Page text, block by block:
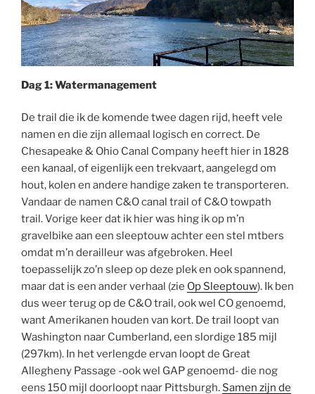
Dag 1: Watermanagement
De trail die ik de komende twee dagen rijd, heeft vele
namen en die zijn allemaal logisch en correct. De
Chesapeake & Ohio Canal Company heeft hier in 1828
een kanaal, of eigenlijk een trekvaart, aangelegd om
hout, kolen en andere handige zaken te transporteren.
Vandaar de namen C&O canal trail of C&O towpath
trail. Vorige keer dat ik hier was hing ik op m’n
gravelbike aan een sleeptouw achter een stel mtbers
omdat m’n derailleur was afgebroken. Heel
toepasselijk zo’n sleep op deze plek en ook spannend,
maar dat is een ander verhaal (zie Op Sleeptouw). Ik ben
dus weer terug op de C&O trail, ook wel CO genoemd,
want Amerikanen houden van kort. De trail loopt van
Washington naar Cumberland, een slordige 185 mijl
(297km). In het verlengde ervan loopt de Great
Allegheny Passage -ook wel GAP genoemd- die nog
eens 150 mijl doorloopt naar Pittsburgh. Samen zijn de